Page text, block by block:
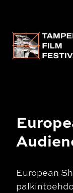
Päävalikko
European